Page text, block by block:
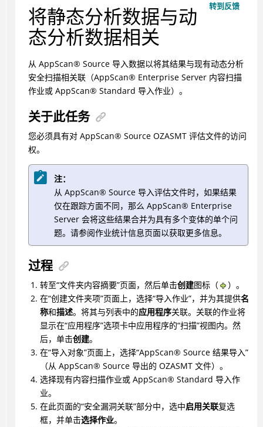
转到反馈
将静态分析数据与动
态分析数据相关
从 AppScan® Source 导入数据以将其结果与现有动态分析
安全扫描相关联（AppScan® Enterprise Server 内容扫描
作业或 AppScan® Standard 导入作业）。
关于此任务
您必须具有对 AppScan® Source OZASMT 评估文件的访问
权。
注：
从 AppScan® Source 导入评估文件时，如果结果
仅在跟踪方面不同，那么 AppScan® Enterprise
Server 会将这些结果合并为具有多个变体的单个问
题。请参阅作业统计信息页面以获取更多信息。
过程
转至“文件夹内容摘要”页面，然后单击创建图标（
）。
在“创建文件夹项”页面上，选择“导入作业”，并为其提供名
称和描述。将其与列表中的应用程序关联。关联的作业将
显示在“应用程序”选项卡中应用程序的“扫描”视图内。然
后，单击创建。
在“导入对象”页面上，选择“AppScan® Source 结果导入”
（从 AppScan® Source 导出的 OZASMT 文件）。
选择现有内容扫描作业或 AppScan® Standard 导入作
业。
在此页面的“安全漏洞关联”部分中，选中启用关联复选
框，并单击选择作业。